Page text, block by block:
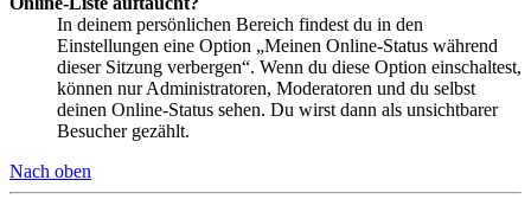
In deinem persönlichen Bereich findest du in den
Einstellungen eine Option „Meinen Online-Status während
dieser Sitzung verbergen“. Wenn du diese Option einschaltest,
können nur Administratoren, Moderatoren und du selbst
deinen Online-Status sehen. Du wirst dann als unsichtbarer
Besucher gezählt.
Nach oben